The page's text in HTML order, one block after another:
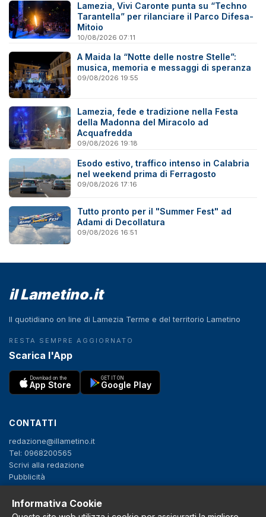
Lamezia, Vivi Caronte punta su “Techno
Tarantella” per rilanciare il Parco Difesa-
Mitoio
10/08/2026 07:11
A Maida la “Notte delle nostre Stelle”:
musica, memoria e messaggi di speranza
09/08/2026 19:55
Lamezia, fede e tradizione nella Festa
della Madonna del Miracolo ad
Acquafredda
09/08/2026 19:18
Esodo estivo, traffico intenso in Calabria
nel weekend prima di Ferragosto
09/08/2026 17:16
Tutto pronto per il "Summer Fest" ad
Adami di Decollatura
09/08/2026 16:51
il Lametino.it
Il quotidiano on line di Lamezia Terme e del territorio Lametino
RESTA SEMPRE AGGIORNATO
Scarica l'App
Download on the
App Store
GET IT ON
Google Play
CONTATTI
redazione@illametino.it
Tel: 0968200565
Scrivi alla redazione
Pubblicità
Informativa Cookie